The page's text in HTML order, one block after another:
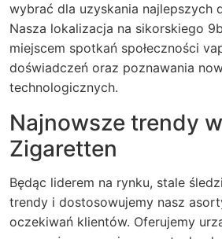
wybrać dla uzyskania najlepszych
Nasza lokalizacja na sikorskiego
miejscem spotkań społeczności
doświadczeń oraz poznawania
technologicznych.
Najnowsze trendy
Zigaretten
Będąc liderem na rynku, stale
trendy i dostosowujemy nasz
oczekiwań klientów. Oferujemy